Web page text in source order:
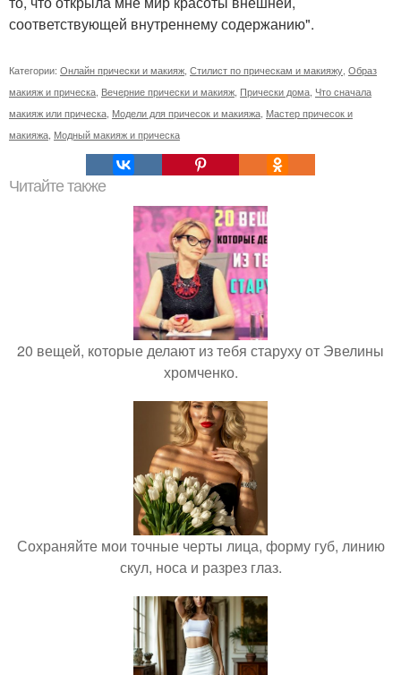
соответствующей внутреннему содержанию".
Категории: Онлайн прически и макияж, Стилист по прическам и макияжу, Образ
макияж и прическа, Вечерние прически и макияж, Прически дома, Что сначала
макияж или прическа, Модели для причесок и макияжа, Мастер причесок и
макияжа, Модный макияж и прическа
Читайте также
20 вещей, которые делают из тебя старуху от Эвелины
хромченко.
Сохраняйте мои точные черты лица, форму губ, линию
скул, носа и разрез глаз.